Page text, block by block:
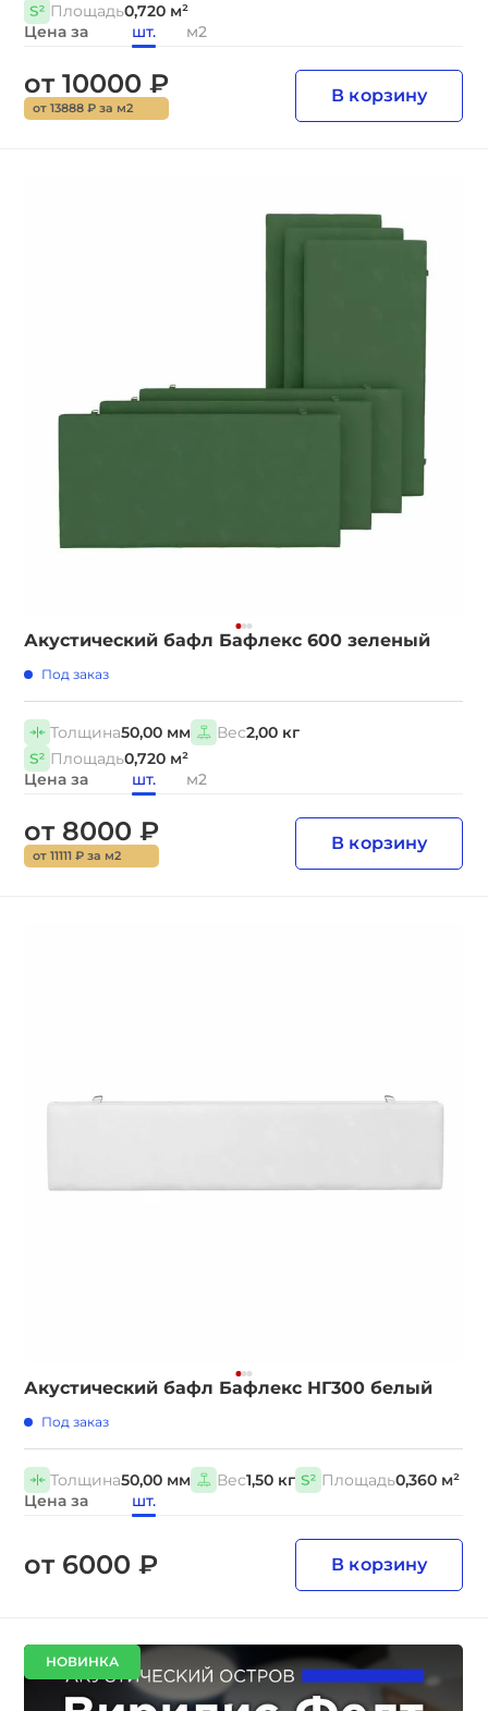
Площадь0,720 м²
Цена за
шт. м2
от 10000 ₽
от 13888 ₽ за м2
В корзину
Акустический бафл Бафлекс 600 зеленый
Под заказ
Толщина50,00 мм Вес2,00 кг
Площадь0,720 м²
Цена за
шт. м2
от 8000 ₽
от 11111 ₽ за м2
В корзину
Акустический бафл Бафлекс НГ300 белый
Под заказ
Толщина50,00 мм Вес1,50 кг Площадь0,360 м²
Цена за
шт.
от 6000 ₽ В корзину
НОВИНКА